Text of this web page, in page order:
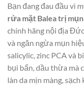
Bạn đang đau đầu vì
rửa mặt Balea trị
chính hãng nội địa
và ngăn ngừa mụn
salicylic, zinc PCA và
bụi bẩn, dầu thừa mà
làn da mịn màng,